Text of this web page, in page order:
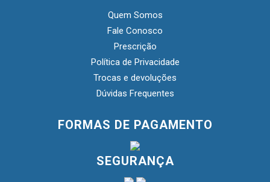
Quem Somos
Fale Conosco
Prescrição
Política de Privacidade
Trocas e devoluções
Dúvidas Frequentes
FORMAS DE PAGAMENTO
SEGURANÇA